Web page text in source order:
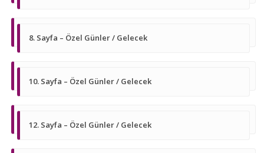
8. Sayfa – Özel Günler / Gelecek
10. Sayfa – Özel Günler / Gelecek
12. Sayfa – Özel Günler / Gelecek